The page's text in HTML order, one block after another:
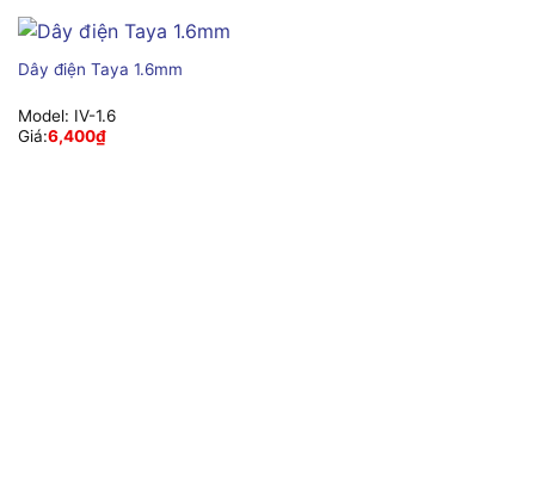
Dây điện Taya 1.6mm
Model: IV-1.6
Giá:6,400₫